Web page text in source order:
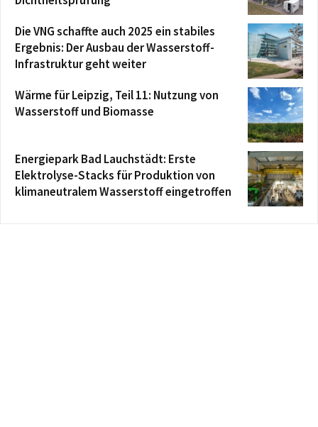
Die VNG schaffte auch 2025 ein stabiles
Ergebnis: Der Ausbau der Wasserstoff-
Infrastruktur geht weiter
Wärme für Leipzig, Teil 11: Nutzung von
Wasserstoff und Biomasse
Energiepark Bad Lauchstädt: Erste
Elektrolyse-Stacks für Produktion von
klimaneutralem Wasserstoff eingetroffen